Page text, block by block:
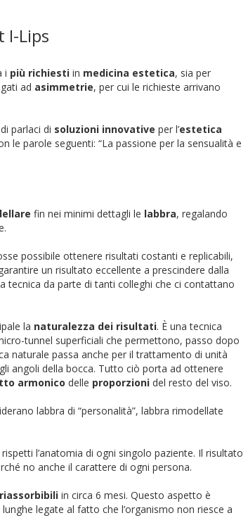
I-Lips
i più richiesti in medicina estetica, sia per
ad asimmetrie, per cui le richieste arrivano
parlaci di soluzioni innovative per l’estetica
le parole seguenti: “La passione per la sensualità e
fin nei minimi dettagli le labbra, regalando
possibile ottenere risultati costanti e replicabili,
un risultato eccellente a prescindere dalla
tecnica da parte di tanti colleghi che ci contattano
la naturalezza dei risultati. È una tecnica
tunnel superficiali che permettono, passo dopo
naturale passa anche per il trattamento di unità
angoli della bocca. Tutto ciò porta ad ottenere
armonico delle proporzioni del resto del viso.
labbra di “personalità”, labbra rimodellate
l’anatomia di ogni singolo paziente. Il risultato
no anche il carattere di ogni persona.
riassorbibili in circa 6 mesi. Questo aspetto è
legate al fatto che l’organismo non riesce a